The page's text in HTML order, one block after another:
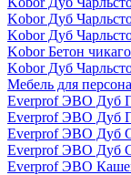
Kobor Дуб
Kobor Дуб
Kobor Бетон
Kobor Дуб
Мебель для
Everprof ЭВО Дуб
Everprof ЭВО Дуб
Everprof ЭВО Дуб
Everprof ЭВО Дуб
Everprof ЭВО